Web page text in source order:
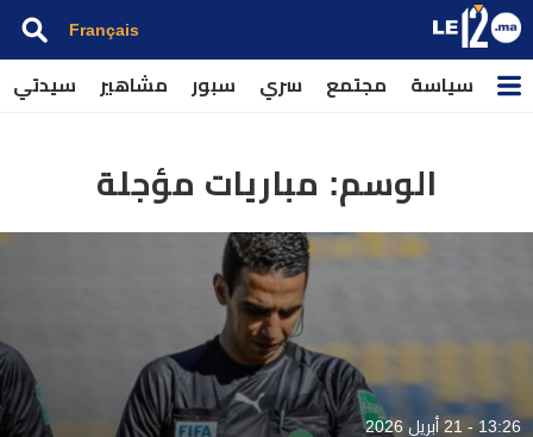
Français
سياسة مجتمع سري سبور مشاهير سيدتي
الوسم: مباريات مؤجلة
13:26 - 21 أبريل 2026